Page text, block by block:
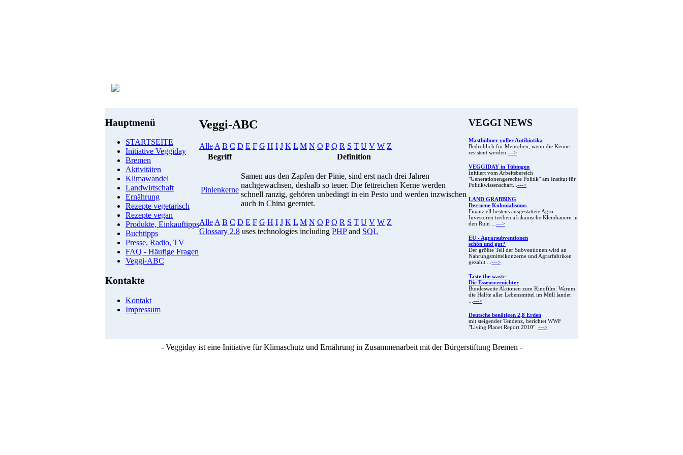
Hauptmenü
STARTSEITE
Initiative Veggiday
Bremen
Aktivitäten
Klimawandel
Landwirtschaft
Ernährung
Rezepte vegetarisch
Rezepte vegan
Produkte, Einkauftipps
Buchtipps
Presse, Radio, TV
FAQ - Häufige Fragen
Veggi-ABC
Kontakte
Kontakt
Impressum
Veggi-ABC
Alle A B C D E F G H I J K L M N O P Q R S T U V W Z
Begriff
Definition
Pinienkerne
Samen aus den Zapfen der Pinie, sind erst nach drei Jahren
nachgewachsen, deshalb so teuer. Die fettreichen Kerne werden
schnell ranzig, gehören unbedingt in ein Pesto und werden inzwischen
auch in China geerntet.
Alle A B C D E F G H I J K L M N O P Q R S T U V W Z
Glossary 2.8 uses technologies including PHPand SQL
VEGGI NEWS
Masthühner voller Antibiotika
Bedrohlich für Menschen, wenn die Keime
resistent werden --->
VEGGIDAY in Tübingen
Initiiert vom Arbeitsbereich
"Generationengerechte Politik" am Institut für
Politikwissenschaft...--->
LAND GRABBING
Der neue Kolonialismus
Finanziell bestens ausgestattete Agro-
Investoren treiben afrikanische Kleinbauern in
den Ruin ...--->
EU - Agrarsubventionen
schön und gut?
Der größte Teil der Subventionen wird an
Nahrungsmittelkonzerne und Agrarfabriken
gezahlt ...--->
Taste the waste -
Die Essensvernichter
Bundesweite Aktionen zum Kinofilm. Warum
die Hälfte aller Lebensmittel im Müll landet
...--->
Deutsche benötigen 2,8 Erden
mit steigender Tendenz, berichtet WWF
"Living Planet Report 2010" --->
- Veggiday ist eine Initiative für Klimaschutz und Ernährung in Zusammenarbeit mit der Bürgerstiftung Bremen -